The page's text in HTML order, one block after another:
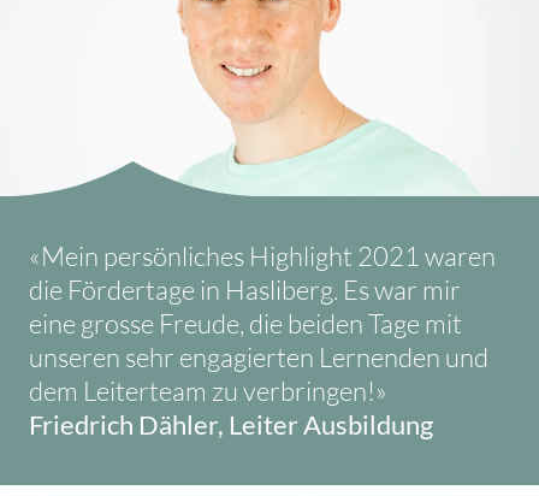
«Mein persönliches Highlight 2021 waren
die Fördertage in Hasliberg. Es war mir
eine grosse Freude, die beiden Tage mit
unseren sehr engagierten Lernenden und
dem Leiterteam zu verbringen!»
Friedrich Dähler, Leiter Ausbildung